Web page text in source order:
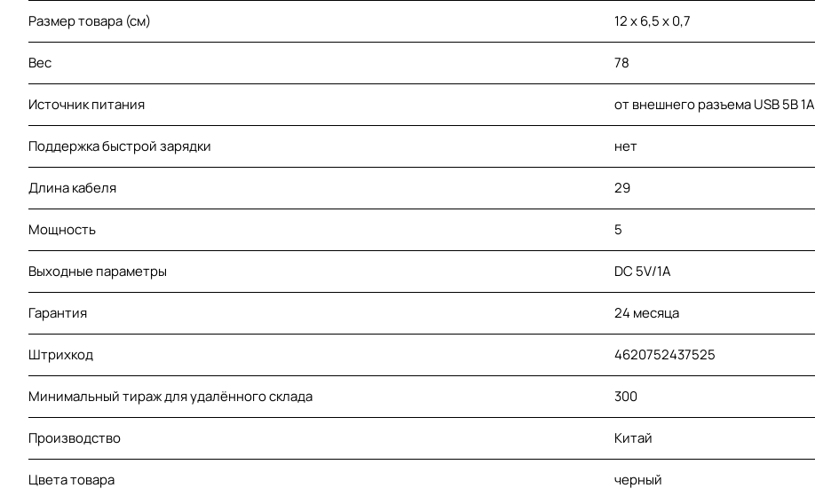
Размер товара (см) 12 х 6,5 х 0,7
Вес 78
Источник питания от внешнего разъема USB 5В 1А
Поддержка быстрой зарядки нет
Длина кабеля 29
Мощность 5
Выходные параметры DC 5V/1A
Гарантия 24 месяца
Штрихкод 4620752437525
Минимальный тираж для удалённого склада 300
Производство Китай
Цвета товара черный